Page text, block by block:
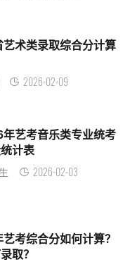
术类录取综合分计算
2026-02-09
艺考音乐类专业统考
计表
2026-02-03
考综合分如何计算？
取？